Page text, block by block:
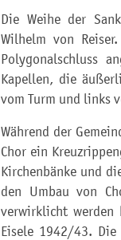
Die Weihe der
Wilhelm von
Polygonalschluss
Kapellen, die
vom Turm und links
Während der
Chor ein
Kirchenbänke und
den Umbau von
verwirklicht werden
Eisele 1942/43.